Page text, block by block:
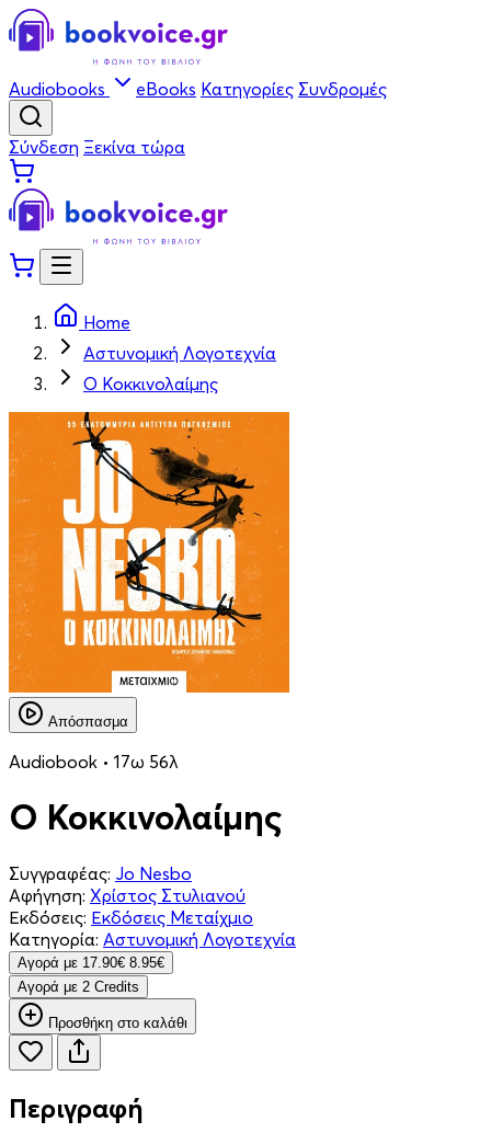
Audiobooks eBooks Κατηγορίες Συνδρομές
Σύνδεση Ξεκίνα τώρα
Home
Αστυνομική Λογοτεχνία
Ο Κοκκινολαίμης
Απόσπασμα
Audiobook • 17ω 56λ
Ο Κοκκινολαίμης
Συγγραφέας: Jo Nesbo
Αφήγηση: Χρίστος Στυλιανού
Εκδόσεις: Εκδόσεις Μεταίχμιο
Κατηγορία: Αστυνομική Λογοτεχνία
Aγορά με 17.90€ 8.95€
Aγορά με 2 Credits
Προσθήκη στο καλάθι
Περιγραφή